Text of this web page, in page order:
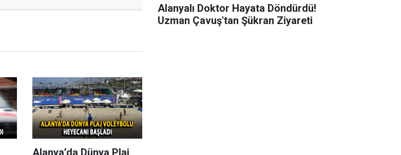
Alanya’da Dünya Plaj
Alanyalı Doktor Hayata Döndürdü!
Uzman Çavuş'tan Şükran Ziyareti